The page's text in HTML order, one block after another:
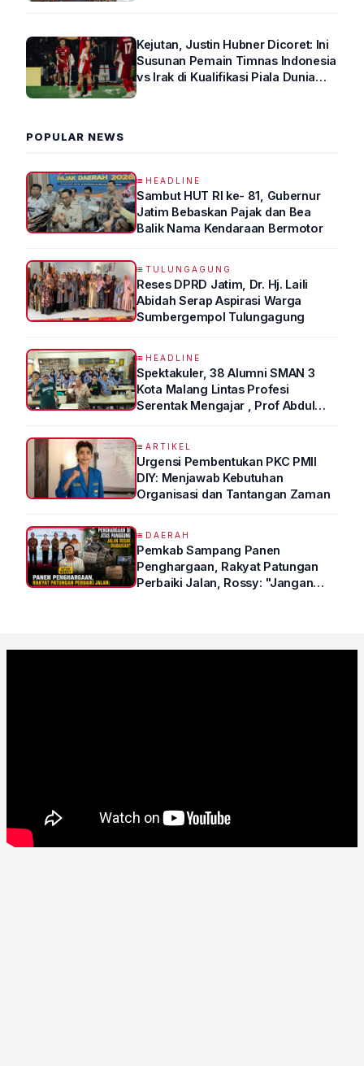
Kejutan, Justin Hubner Dicoret: Ini
Susunan Pemain Timnas Indonesia
vs Irak di Kualifikasi Piala Dunia
POPULAR NEWS
HEADLINE
Sambut HUT RI ke- 81, Gubernur
Jatim Bebaskan Pajak dan Bea
Balik Nama Kendaraan Bermotor
TULUNGAGUNG
Reses DPRD Jatim, Dr. Hj. Laili
Abidah Serap Aspirasi Warga
Sumbergempol Tulungagung
HEADLINE
Spektakuler, 38 Alumni SMAN 3
Kota Malang Lintas Profesi
Serentak Mengajar , Prof Abdul
ARTIKEL
Urgensi Pembentukan PKC PMII
DIY: Menjawab Kebutuhan
Organisasi dan Tantangan Zaman
DAERAH
Pemkab Sampang Panen
Penghargaan, Rakyat Patungan
Perbaiki Jalan, Rossy: "Jangan